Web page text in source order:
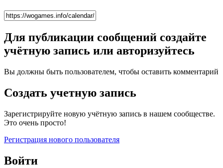
Для публикации сообщений создайте
учётную запись или авторизуйтесь
Вы должны быть пользователем, чтобы оставить комментарий
Создать учетную запись
Зарегистрируйте новую учётную запись в нашем сообществе.
Это очень просто!
Регистрация нового пользователя
Войти